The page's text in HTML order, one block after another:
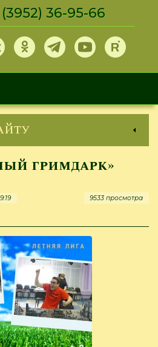
(3952) 36-95-66
гримдарк»
9533 просмотра